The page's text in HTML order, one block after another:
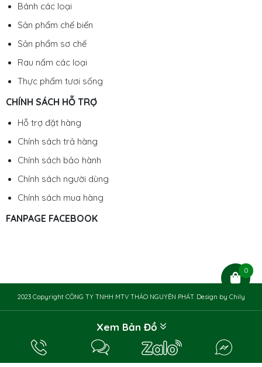
Bánh các loại
Sản phẩm chế biến
Sản phẩm sơ chế
Rau nấm các loại
Thực phẩm tươi sống
CHÍNH SÁCH HỖ TRỢ
Hỗ trợ đặt hàng
Chính sách trả hàng
Chính sách bảo hành
Chính sách người dùng
Chính sách mua hàng
FANPAGE FACEBOOK
2023 Copyright CÔNG TY TNHH MTV THẢO NGUYÊN PHÁT. Design by Chily
Xem Bản Đồ
0